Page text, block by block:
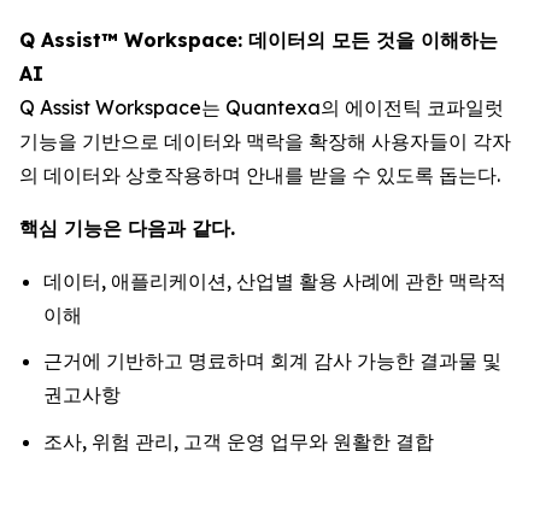
Q Assist™ Workspace: 데이터의 모든 것을 이해하는
AI
Q Assist Workspace는 Quantexa의 에이전틱 코파일럿
기능을 기반으로 데이터와 맥락을 확장해 사용자들이 각자
의 데이터와 상호작용하며 안내를 받을 수 있도록 돕는다.
핵심 기능은 다음과 같다.
데이터, 애플리케이션, 산업별 활용 사례에 관한 맥락적
이해
근거에 기반하고 명료하며 회계 감사 가능한 결과물 및
권고사항
조사, 위험 관리, 고객 운영 업무와 원활한 결합